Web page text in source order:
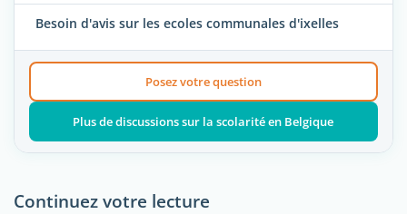
Besoin d'avis sur les ecoles communales d'ixelles
Posez votre question
Plus de discussions sur la scolarité en Belgique
Continuez votre lecture